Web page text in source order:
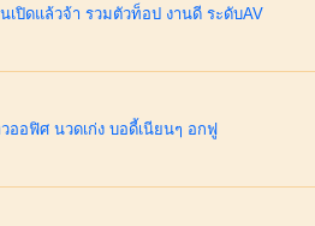
เปิดแล้วจ้า รวมตัวท็อป งานดี ระดับAV
ออฟิศ นวดเก่ง บอดี้เนียนๆ อกฟู